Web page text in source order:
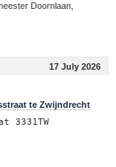
Doornlaan,
17 July 2026
te Zwijndrecht
3331TW